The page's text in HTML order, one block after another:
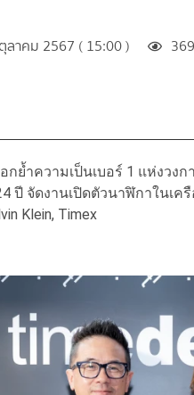
ลาคม 2567 ( 15:00 ) 369
กย้ำความเป็นเบอร์ 1 แห่งว
ปี จัดงานเปิดตัวนาฬิกาในเค
Klein, Timex